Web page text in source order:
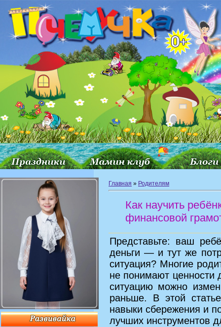
Главная » Родителям
Как научить
финансовой
Представьте: ваш
деньги — и тут же
ситуация? Многие
не понимают ценности
ситуацию можно
раньше. В этой
навыки сбережения и
лучших инструментов